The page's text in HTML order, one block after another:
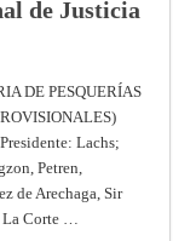
de Justicia
DE PESQUERÍAS
Lachs;
Petren,
de Arechaga, Sir
Corte …